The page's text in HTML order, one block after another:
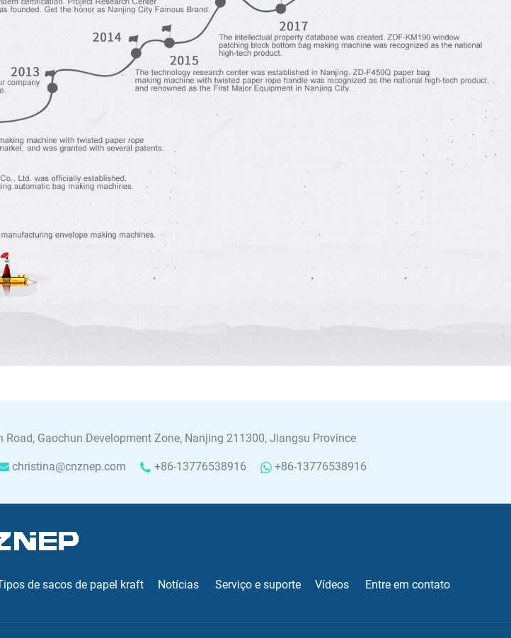
Road, Gaochun Development Zone, Nanjing 211300, Jiangsu Province
christina@cnznep.com +86-13776538916 +86-13776538916
de sacos de papel kraft Notícias Serviço e suporte Vídeos Entre em contato